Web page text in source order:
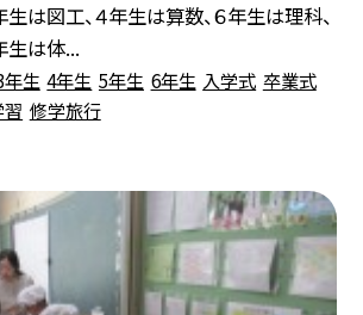
生は図工、４年生は算数、６年生は理科、
生は体...
年生 4年生 5年生 6年生 入学式 卒業式
修学旅行